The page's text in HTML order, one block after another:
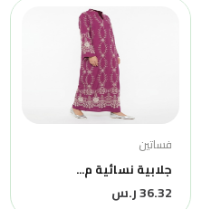
فساتين
جلابية نسائية م...
36.32 ر.س